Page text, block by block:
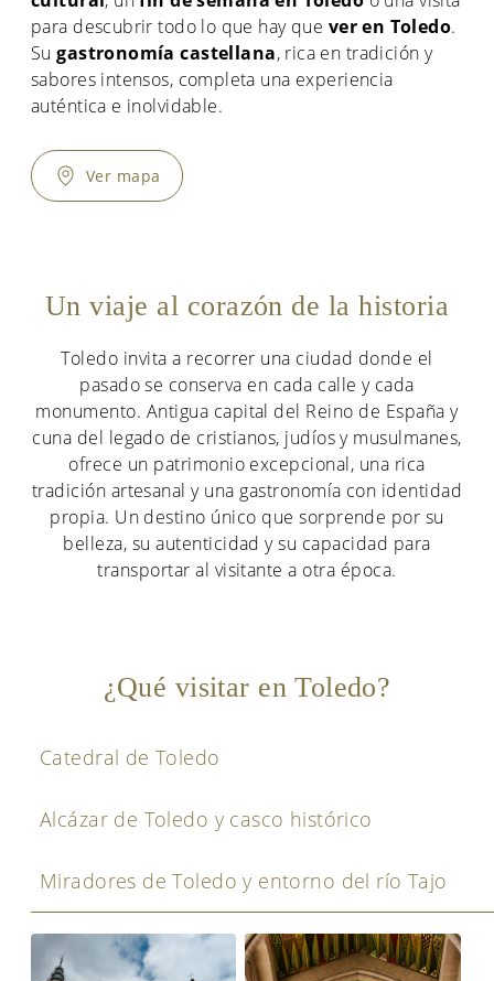
para descubrir todo lo que hay que ver en Toledo.
Sugastronomía castellana, rica en tradición y
sabores intensos, completa una experiencia
auténtica e inolvidable.
Ver mapa
Un viaje al corazón de la historia
Toledo invita a recorrer una ciudad donde el
pasado se conserva en cada calle y cada
monumento. Antigua capital del Reino de España y
cuna del legado de cristianos, judíos y musulmanes,
ofrece un patrimonio excepcional, una rica
tradición artesanal y una gastronomía con identidad
propia. Un destino único que sorprende por su
belleza, su autenticidad y su capacidad para
transportar al visitante a otra época.
¿Qué visitar en Toledo?
Catedral de Toledo
Alcázar de Toledo y casco histórico
Miradores de Toledo y entorno del río Tajo